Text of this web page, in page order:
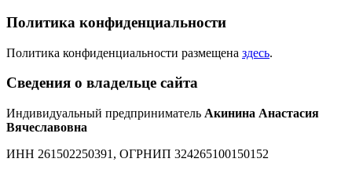
Политика конфиденциальности
Политика конфиденциальности размещена здесь.
Сведения о владельце сайта
Индивидуальный предприниматель Акинина Анастасия
Вячеславовна
ИНН 261502250391, ОГРНИП 324265100150152